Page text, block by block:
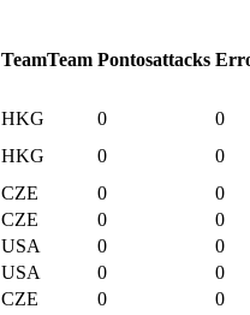
TeamTeam Pontosattacks
HKG 0
0
HKG 0
0
CZE 0
0
CZE 0
0
USA 0
0
USA 0
0
CZE 0
0